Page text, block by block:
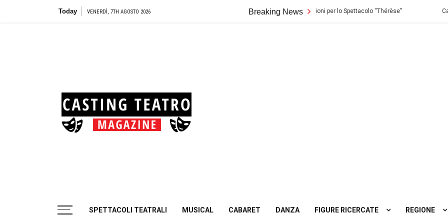
Today VENERDÌ, 7TH AGOSTO 2026 Breaking News
Teatro Biondo di Palermo: Audizioni per lo Spettacolo “Thérèse” Casting
SPETTACOLI TEATRALI MUSICAL CABARET DANZA FIGURE RICERCATE REGIONE